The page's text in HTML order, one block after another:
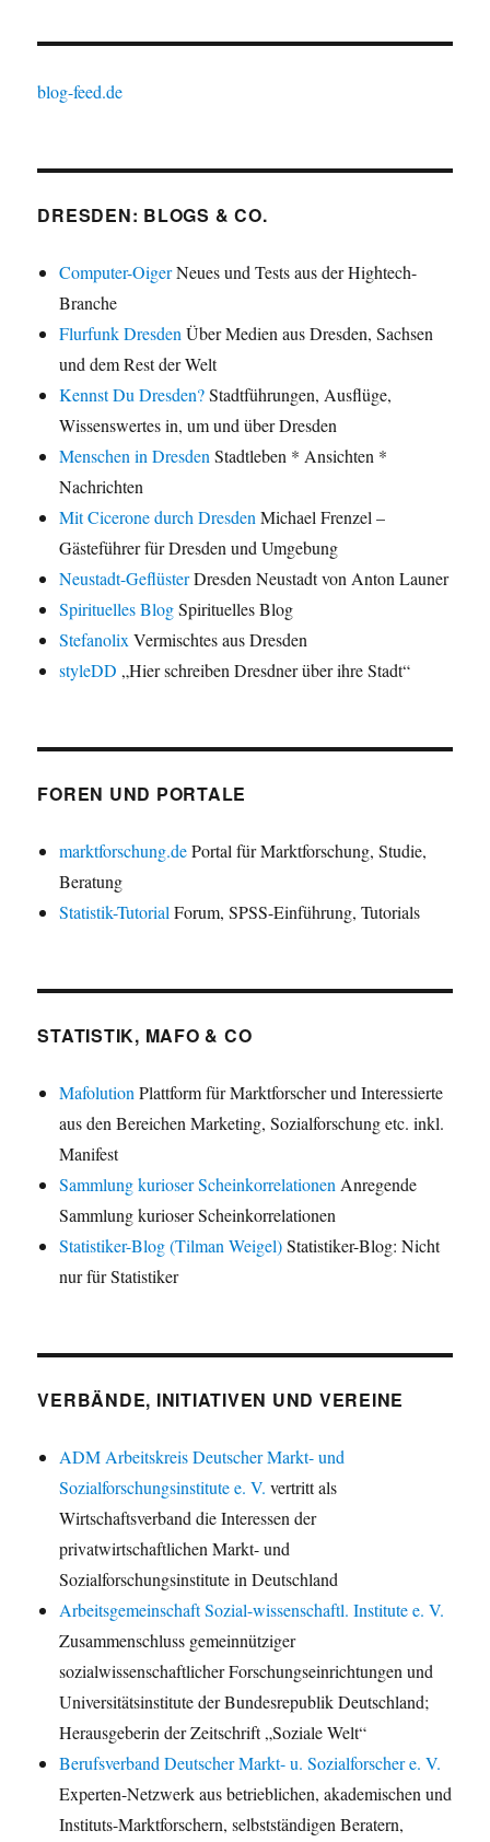
blog-feed.de
DRESDEN: BLOGS & CO.
Computer-OigerNeues und Tests aus der Hightech-
Branche
Flurfunk DresdenÜber Medien aus Dresden, Sachsen
und dem Rest der Welt
Kennst Du Dresden?Stadtführungen, Ausflüge,
Wissenswertes in, um und über Dresden
Menschen in DresdenStadtleben * Ansichten *
Nachrichten
Mit Cicerone durch DresdenMichael Frenzel –
Gästeführer für Dresden und Umgebung
Neustadt-GeflüsterDresden Neustadt von Anton Launer
Spirituelles BlogSpirituelles Blog
StefanolixVermischtes aus Dresden
styleDD „Hier schreiben Dresdner über ihre Stadt“
FOREN UND PORTALE
marktforschung.dePortal für Marktforschung, Studie,
Beratung
Statistik-TutorialForum, SPSS-Einführung, Tutorials
STATISTIK, MAFO & CO
MafolutionPlattform für Marktforscher und Interessierte
aus den Bereichen Marketing, Sozialforschung etc. inkl.
Manifest
Sammlung kurioser ScheinkorrelationenAnregende
Sammlung kurioser Scheinkorrelationen
Statistiker-Blog (Tilman Weigel)Statistiker-Blog: Nicht
nur für Statistiker
VERBÄNDE, INITIATIVEN UND VEREINE
ADM Arbeitskreis Deutscher Markt- und
Sozialforschungsinstitute e. V. vertritt als
Wirtschaftsverband die Interessen der
privatwirtschaftlichen Markt- und
Sozialforschungsinstitute in Deutschland
Arbeitsgemeinschaft Sozial-wissenschaftl. Institute e. V.
Zusammenschluss gemeinnütziger
sozialwissenschaftlicher Forschungseinrichtungen und
Universitätsinstitute der Bundesrepublik Deutschland;
Herausgeberin der Zeitschrift „Soziale Welt“
Berufsverband Deutscher Markt- u. Sozialforscher e. V.
Experten-Netzwerk aus betrieblichen, akademischen und
Instituts-Marktforschern, selbstständigen Beratern,